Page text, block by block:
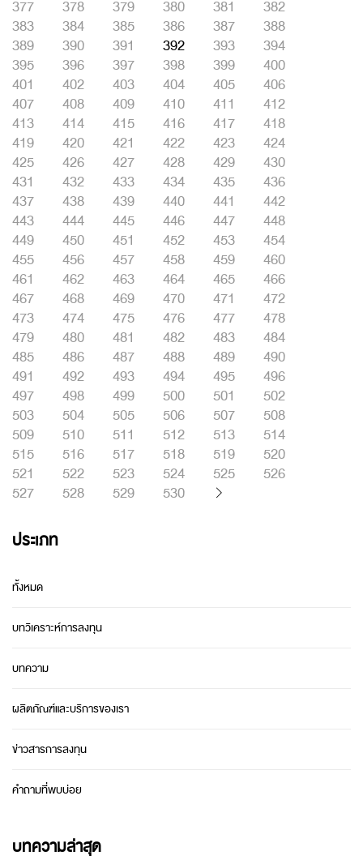
377
378 379 380 381
382
383
384 385 386 387
388
389
390 391 392 393
394
395
396 397 398 399
400
401
402 403 404 405
406
407
408 409 410 411
412
413
414 415 416 417
418
419
420 421 422 423
424
425
426 427 428 429
430
431
432 433 434 435
436
437
438 439 440 441
442
443
444 445 446 447
448
449
450 451 452 453
454
455
456 457 458 459
460
461
462 463 464 465
466
467
468 469 470 471
472
473
474 475 476 477
478
479
480 481 482 483
484
485
486 487 488 489
490
491
492 493 494 495
496
497
498 499 500 501
502
503
504 505 506 507
508
509
510 511 512 513
514
515
516 517 518 519
520
521
522 523 524 525
526
527
528 529 530
ประเภท
ทั้งหมด
บทวิเคราะห์การลงทุน
บทความ
ผลิตภัณฑ์และบริการของเรา
ข่าวสารการลงทุน
คำถามที่พบบ่อย
บทความล่าสุด